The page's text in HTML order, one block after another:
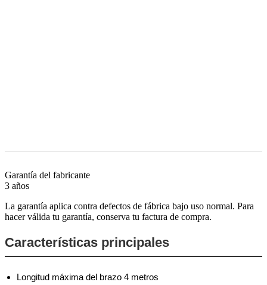
Garantía del fabricante
3 años
La garantía aplica contra defectos de fábrica bajo uso normal. Para
hacer válida tu garantía, conserva tu factura de compra.
Características principales
Longitud máxima del brazo 4 metros